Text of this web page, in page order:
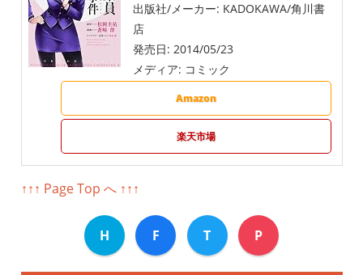
出版社/メーカー: KADOKAWA/角川書
店
発売日: 2014/05/23
メディア: コミック
Amazon
楽天市場
↑↑↑ Page Top へ ↑↑↑
H F T P